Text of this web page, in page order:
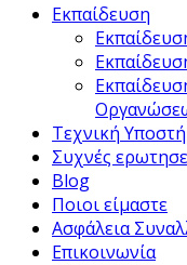
Εκπαίδευση
Τεχνική
Συχνές
Blog
Ποιοι είμαστε
Ασφάλεια
Επικοινωνία